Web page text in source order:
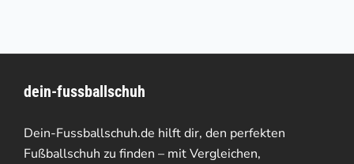
auf.
Die
Optionen
dein-fussballschuh
Dein-Fussballschuh.de hilft dir, den perfekten
Fußballschuh zu finden – mit Vergleichen,